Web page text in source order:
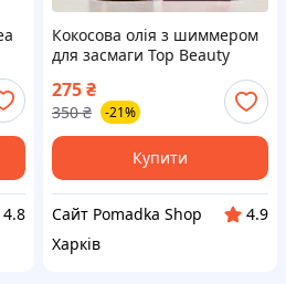
4.8
Кокосова олія з шиммером
для засмаги Top Beauty
Shimmer Coconut Oil, 200 ml
275₴
350 ₴ -21%
Купити
Сайт Pomadka Shop
4.9
Харків